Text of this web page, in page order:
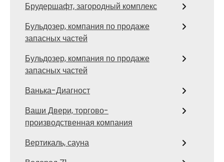
Брудершафт, загородный комплекс
Бульдозер, компания по продаже
запасных частей
Бульдозер, компания по продаже
запасных частей
Ванька-Диагност
Ваши Двери, торгово-
производственная компания
Вертикаль, сауна